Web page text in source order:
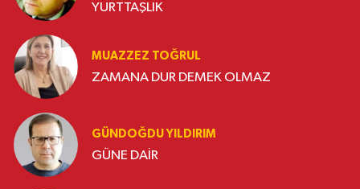
YURTTAŞLIK
MUAZZEZ TOĞRUL
ZAMANA DUR DEMEK OLMAZ
GÜNDOĞDU YILDIRIM
GÜNE DAİR